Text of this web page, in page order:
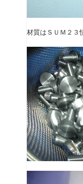
材質はＳＵＭ２３